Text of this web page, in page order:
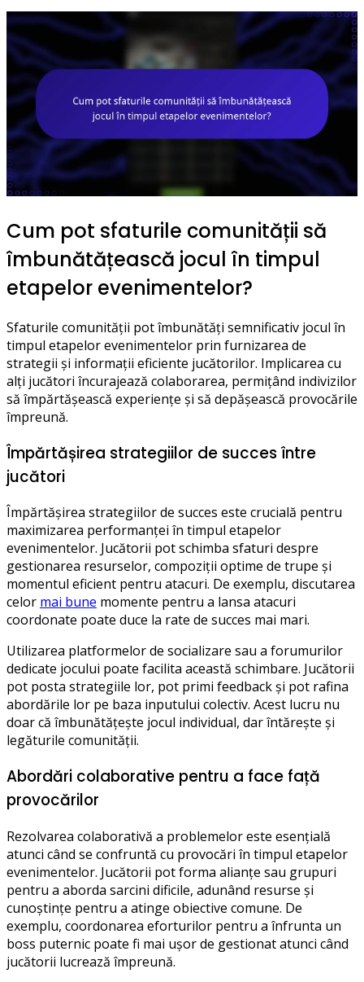
Cum pot sfaturile comunității să
îmbunătățească jocul în timpul
etapelor evenimentelor?
Sfaturile comunității pot îmbunătăți semnificativ jocul în
timpul etapelor evenimentelor prin furnizarea de
strategii și informații eficiente jucătorilor. Implicarea cu
alți jucători încurajează colaborarea, permițând indivizilor
să împărtășească experiențe și să depășească provocările
împreună.
Împărtășirea strategiilor de succes între
jucători
Împărtășirea strategiilor de succes este crucială pentru
maximizarea performanței în timpul etapelor
evenimentelor. Jucătorii pot schimba sfaturi despre
gestionarea resurselor, compoziții optime de trupe și
momentul eficient pentru atacuri. De exemplu, discutarea
celor mai bune momente pentru a lansa atacuri
coordonate poate duce la rate de succes mai mari.
Utilizarea platformelor de socializare sau a forumurilor
dedicate jocului poate facilita această schimbare. Jucătorii
pot posta strategiile lor, pot primi feedback și pot rafina
abordările lor pe baza inputului colectiv. Acest lucru nu
doar că îmbunătățește jocul individual, dar întărește și
legăturile comunității.
Abordări colaborative pentru a face față
provocărilor
Rezolvarea colaborativă a problemelor este esențială
atunci când se confruntă cu provocări în timpul etapelor
evenimentelor. Jucătorii pot forma alianțe sau grupuri
pentru a aborda sarcini dificile, adunând resurse și
cunoștințe pentru a atinge obiective comune. De
exemplu, coordonarea eforturilor pentru a înfrunta un
boss puternic poate fi mai ușor de gestionat atunci când
jucătorii lucrează împreună.